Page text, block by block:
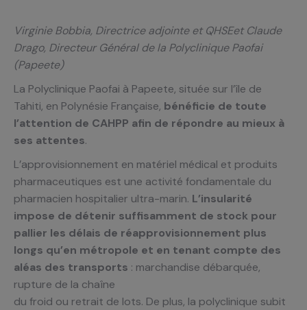
Virginie Bobbia, Directrice adjointe et QHSEet Claude
Drago, Directeur Général de la Polyclinique Paofai
(Papeete)
La Polyclinique Paofai à Papeete, située sur l’île de
Tahiti, en Polynésie Française, bénéficie de toute
l’attention de CAHPP afin de répondre au mieux à
ses attentes.
L’approvisionnement en matériel médical et produits
pharmaceutiques est une activité fondamentale du
pharmacien hospitalier ultra-marin. L’insularité
impose de détenir suffisamment de stock pour
pallier les délais de réapprovisionnement plus
longs qu’en métropole et en tenant compte des
aléas des transports : marchandise débarquée,
rupture de la chaîne
du froid ou retrait de lots. De plus, la polyclinique subit